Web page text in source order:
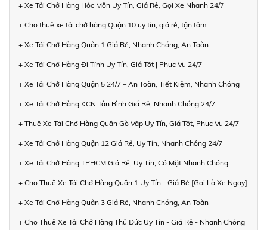
+ Xe Tải Chở Hàng Hóc Môn Uy Tín, Giá Rẻ, Gọi Xe Nhanh 24/7
+ Cho thuê xe tải chở hàng Quận 10 uy tín, giá rẻ, tận tâm
+ Xe Tải Chở Hàng Quận 1 Giá Rẻ, Nhanh Chóng, An Toàn
+ Xe Tải Chở Hàng Đi Tỉnh Uy Tín, Giá Tốt | Phục Vụ 24/7
+ Xe Tải Chở Hàng Quận 5 24/7 – An Toàn, Tiết Kiệm, Nhanh Chóng
+ Xe Tải Chở Hàng KCN Tân Bình Giá Rẻ, Nhanh Chóng 24/7
+ Thuê Xe Tải Chở Hàng Quận Gò Vấp Uy Tín, Giá Tốt, Phục Vụ 24/7
+ Xe Tải Chở Hàng Quận 12 Giá Rẻ, Uy Tín, Nhanh Chóng 24/7
+ Xe Tải Chở Hàng TPHCM Giá Rẻ, Uy Tín, Có Mặt Nhanh Chóng
+ Cho Thuê Xe Tải Chở Hàng Quận 1 Uy Tín - Giá Rẻ [Gọi Là Xe Ngay]
+ Xe Tải Chở Hàng Quận 3 Giá Rẻ, Nhanh Chóng, An Toàn
+ Cho Thuê Xe Tải Chở Hàng Thủ Đức Uy Tín - Giá Rẻ - Nhanh Chóng